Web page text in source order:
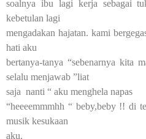
soalnya ibu lagi kerja sebagai
kebetulan lagi
mengadakan hajatan. kami
hati aku
bertanya-tanya “sebenarnya kita
selalu menjawab ”liat
saja nanti “ aku menghela napas
“heeeemmmhh “ beby,beby !! di
musik kesukaan
aku.